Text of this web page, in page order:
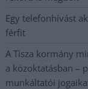
Egy telefonhívást
férfit
A Tisza kormány
a közoktatásban –
munkáltatói